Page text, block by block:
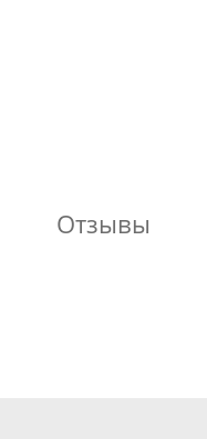
Отзывы